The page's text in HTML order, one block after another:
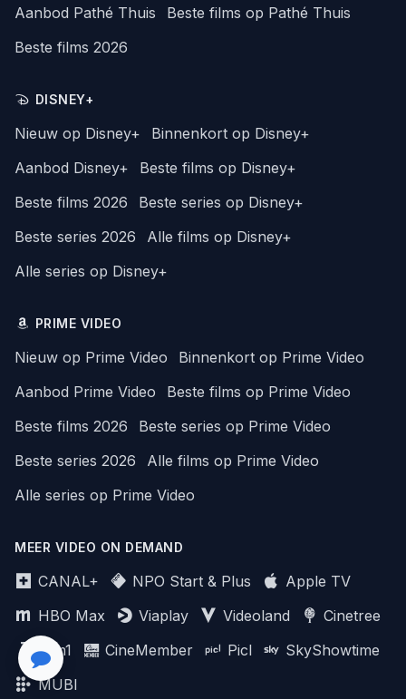
Aanbod Pathé Thuis
Beste films op Pathé Thuis
Beste films 2026
DISNEY+
Nieuw op Disney+
Binnenkort op Disney+
Aanbod Disney+
Beste films op Disney+
Beste films 2026
Beste series op Disney+
Beste series 2026
Alle films op Disney+
Alle series op Disney+
PRIME VIDEO
Nieuw op Prime Video
Binnenkort op Prime Video
Aanbod Prime Video
Beste films op Prime Video
Beste films 2026
Beste series op Prime Video
Beste series 2026
Alle films op Prime Video
Alle series op Prime Video
MEER VIDEO ON DEMAND
CANAL+ NPO Start & Plus
Apple TV
HBO Max
Viaplay Videoland
Cinetree
Film1
CineMember Picl
SkyShowtime
MUBI